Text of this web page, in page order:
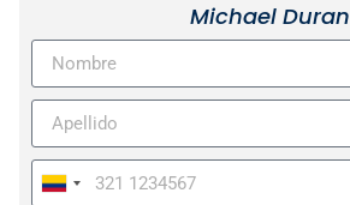
Michael Duran
Colombia